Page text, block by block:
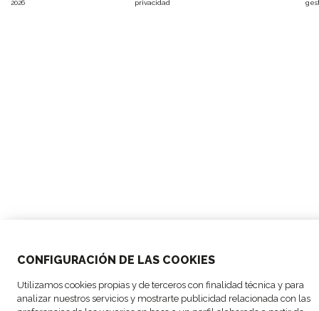
CONFIGURACIÓN DE LAS COOKIES
Utilizamos cookies propias y de terceros con finalidad técnica y para
analizar nuestros servicios y mostrarte publicidad relacionada con las
2026 privacidad